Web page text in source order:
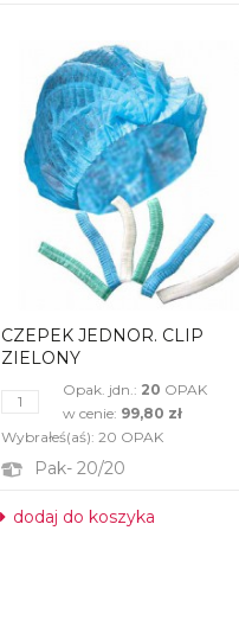
CZEPEK JEDNOR. CLIP
ZIELONY
Opak. jdn.: 20 OPAK
w cenie: 99,80 zł
Wybrałeś(aś): 20 OPAK
Pak- 20/20
dodaj do koszyka